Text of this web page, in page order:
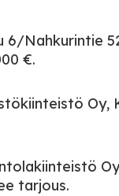
Nahkurintie
€.
Oy,
tarjous.